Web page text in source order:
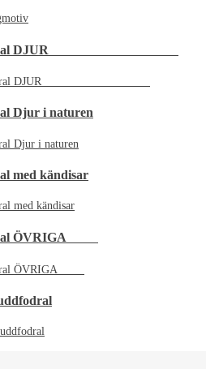
DJUR ⠀⠀⠀⠀⠀⠀⠀⠀⠀⠀⠀⠀⠀
Djur i naturen
med kändisar
ÖVRIGA ⠀⠀⠀